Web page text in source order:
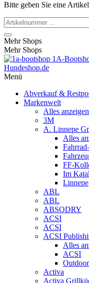
Bitte geben Sie eine
Mehr Shops
Mehr Shops
1A-
Hundeshop.de
Menü
Abverkauf &
Markenwelt
Alles
3M
A. Linnepe
Alles
FF-
Im
Linnepe
ABL
ABL
ABSODRY
ACSI
ACSI
ACSI
Alles
ACSI
Activa
Activa